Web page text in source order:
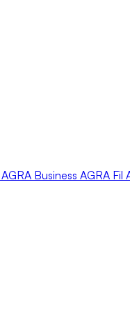
AGRA Business AGRA Fil